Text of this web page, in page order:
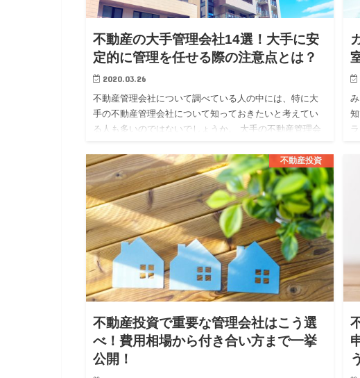
不動産の大手管理会社14選！大手に安
定的に管理を任せる際の注意点とは？
2020.03.26
不動産管理会社について調べている人の中には、特に大
手の不動産管理会社について知っておきたいと考えてい
る人も多いのではないでしょうか。 大手の不動産管理会
ービスを期待する事…
不動産投資
不動産投資で重要な管理会社はこう選
べ！費用相場から付き合い方まで一挙
公開！